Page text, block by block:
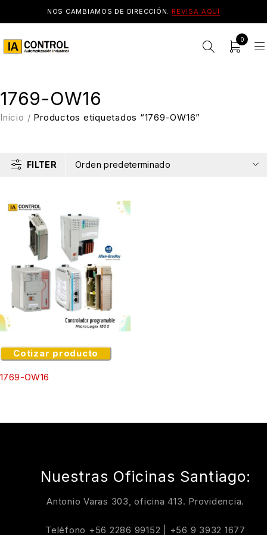
NOS CAMBIAMOS DE DIRECCIÓN. REVISA AQUÍ
0
1769-OW16
Inicio / Productos etiquetados “1769-OW16”
FILTER Orden predeterminado
Cotizar producto
1769-OW16
Nuestras Oficinas Santiago:
Antonio Varas 303, oficina 413. Providencia.
Teléfono +56 2286 99152 +56 9 3932 1677